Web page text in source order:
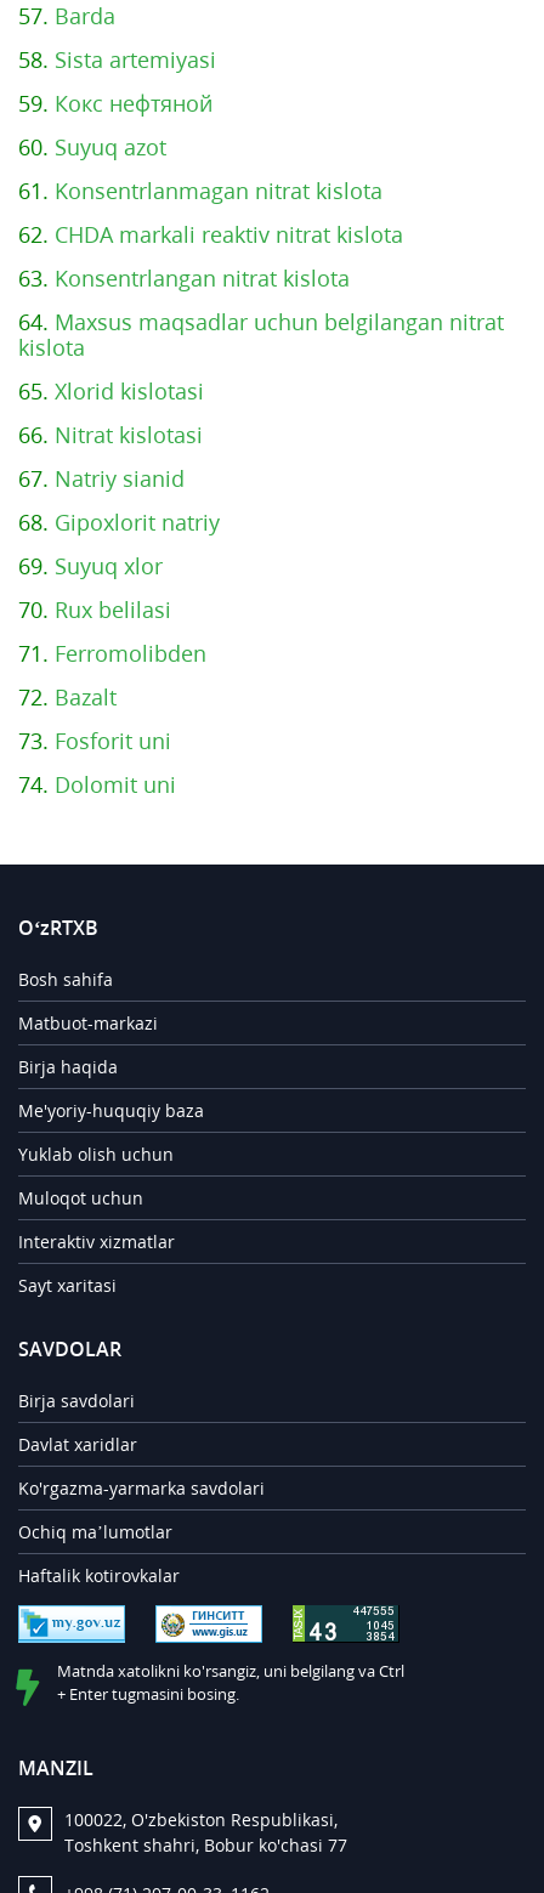
57. Barda
58. Sista artemiyasi
59. Кокс нефтяной
60. Suyuq azot
61. Konsentrlanmagan nitrat kislota
62. CHDA markali reaktiv nitrat kislota
63. Konsentrlangan nitrat kislota
64. Maxsus maqsadlar uchun belgilangan nitrat
kislota
65. Xlorid kislotasi
66. Nitrat kislotasi
67. Natriy sianid
68. Gipoxlorit natriy
69. Suyuq xlor
70. Rux belilasi
71. Ferromolibden
72. Bazalt
73. Fosforit uni
74. Dolomit uni
O‘zRTXB
Bosh sahifa
Matbuot-markazi
Birja haqida
Me'yoriy-huquqiy baza
Yuklab olish uchun
Muloqot uchun
Interaktiv xizmatlar
Sayt xaritasi
SAVDOLAR
Birja savdolari
Davlat xaridlar
Ko'rgazma-yarmarka savdolari
Ochiq ma’lumotlar
Haftalik kotirovkalar
Matnda xatolikni ko'rsangiz, uni belgilang va Ctrl
+ Enter tugmasini bosing.
MANZIL
100022, O'zbekiston Respublikasi,
Toshkent shahri, Bobur ko'chasi 77